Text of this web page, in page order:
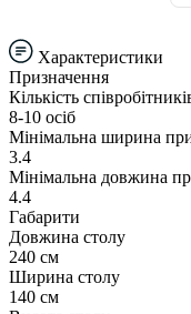
організацію під час
Товщина стільниці —
зовнішнього вигляду
стільниця зазвичай
офісному просторі.
Колір каркасу Сірий
елементи інтер’єру та
приміщення.
Розмір столу — 240 см
співвідносити з площею
сценаріями
Характеристики
Призначення
Кількість
8-10 осіб
Мінімальна ширина
3.4
Мінімальна довжина
4.4
Габарити
Довжина столу
240 см
Ширина столу
140 см